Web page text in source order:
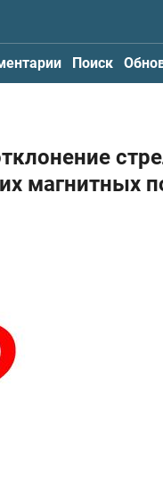
Поиск
магнитных